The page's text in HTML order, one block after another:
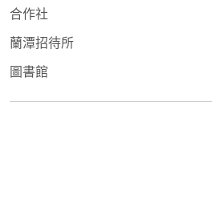
合作社
蘭潭招待所
圖書館